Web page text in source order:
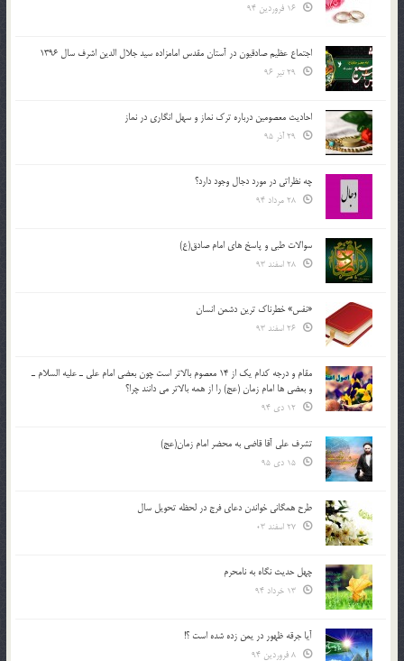
اجتماع عظیم صادقیون در آستان مقدس امامزاده سید جلال الدین اشرف سال 1396
احادیث معصومین درباره ترک نماز و سهل انگاری در نماز
چه نظراتی در مورد دجال وجود دارد؟
سوالات طبی و پاسخ های امام صادق(ع)
«نفس» خطرناک ترین دشمن انسان
مقام و درجه كدام يك از 14 معصوم بالاتر است چون بعضي امام علي ـ عليه السلام ـ
و بعضي ها امام زمان (عج) را از همه بالاتر مي دانند چرا؟
تشرف علي آقا قاضي به محضر امام زمان(عج)
طرح همگانی خواندن دعای فرج در لحظه تحویل سال
چهل حدیث نگاه به نامحرم
آیا جرقه ظهور در یمن زده شده است ؟!